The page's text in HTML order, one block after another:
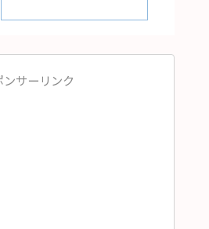
ンサーリンク